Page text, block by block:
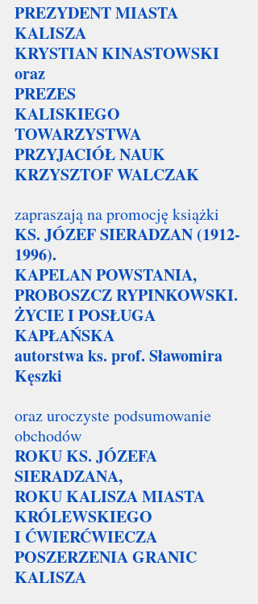
PREZYDENT MIASTA
KALISZA
KRYSTIAN KINASTOWSKI
oraz
PREZES
KALISKIEGO
TOWARZYSTWA
PRZYJACIÓŁ NAUK
KRZYSZTOF WALCZAK
zapraszają na promocję książki
KS. JÓZEF SIERADZAN (1912-
1996).
KAPELAN POWSTANIA,
PROBOSZCZ RYPINKOWSKI.
ŻYCIE I POSŁUGA
KAPŁAŃSKA
autorstwa ks. prof. Sławomira
Kęszki
oraz uroczyste podsumowanie
obchodów
ROKU KS. JÓZEFA
SIERADZANA,
ROKU KALISZA MIASTA
KRÓLEWSKIEGO
I ĆWIERĆWIECZA
POSZERZENIA GRANIC
KALISZA